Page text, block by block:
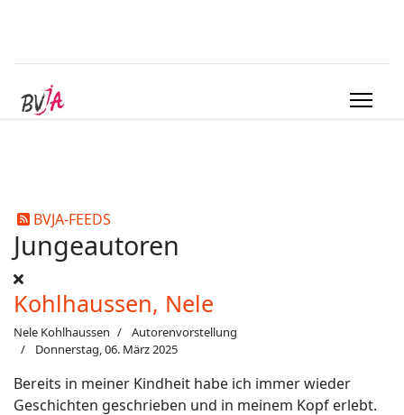
BVJA-FEEDS
Jungeautoren
Kohlhaussen, Nele
Nele Kohlhaussen
Autorenvorstellung
Donnerstag, 06. März 2025
Bereits in meiner Kindheit habe ich immer wieder
Geschichten geschrieben und in meinem Kopf erlebt.